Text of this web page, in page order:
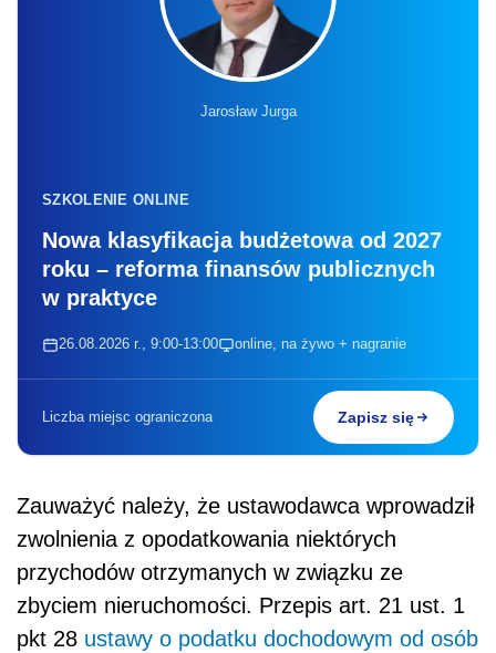
Jarosław Jurga
SZKOLENIE ONLINE
Nowa klasyfikacja budżetowa od 2027
roku – reforma finansów publicznych
w praktyce
26.08.2026 r., 9:00-13:00 online, na żywo + nagranie
Liczba miejsc ograniczona Zapisz się
Zauważyć należy, że ustawodawca wprowadził
zwolnienia z opodatkowania niektórych
przychodów otrzymanych w związku ze
zbyciem nieruchomości. Przepis art. 21 ust. 1
pkt 28 ustawy o podatku dochodowym od osób